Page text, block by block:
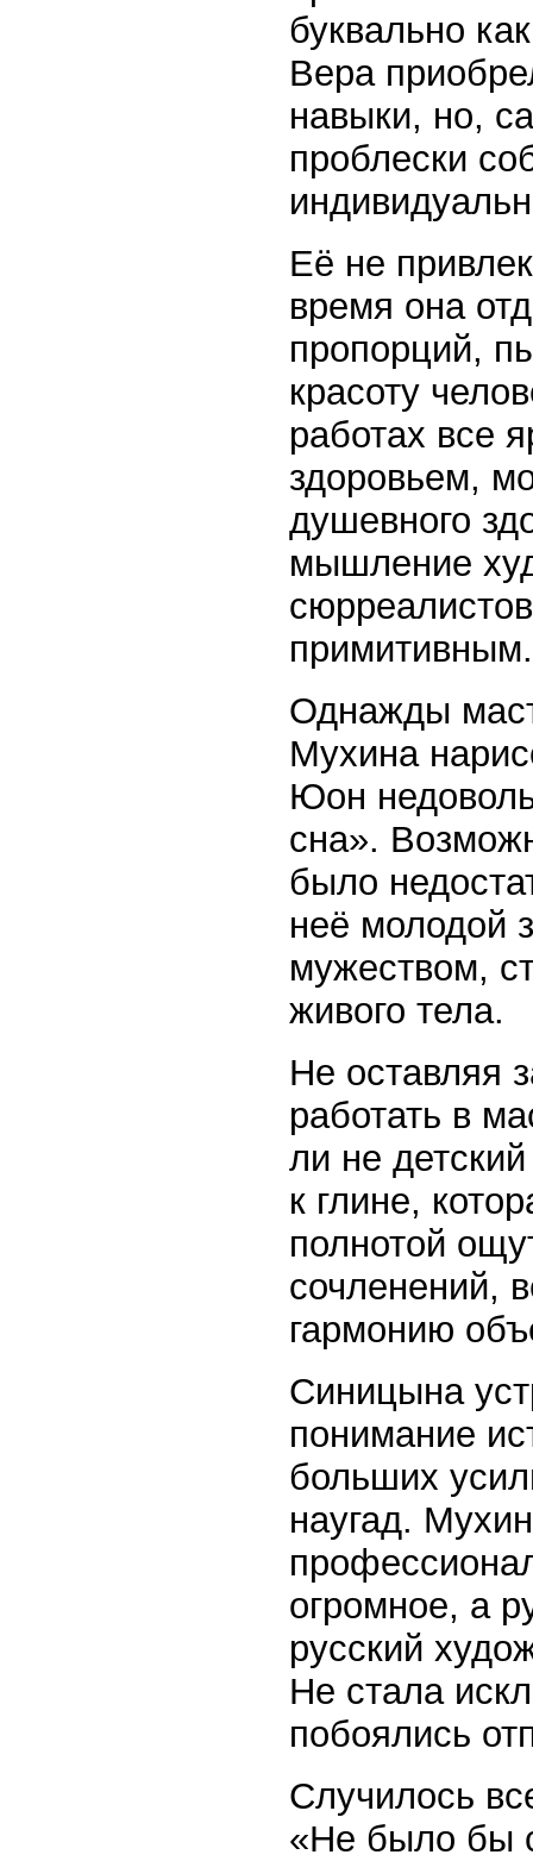
буквально
Вера
навыки, но,
проблески
Её не
время она
пропорций,
красоту
работах все
здоровьем,
душевного
мышление
примитивным.
Однажды
Мухина
Юон
сна».
было
неё молодой
мужеством,
живого тела.
Не оставляя
работать в
ли не
к глине,
полнотой
сочленений,
гармонию
Синицына
понимание
больших
наугад.
огромное, а
русский
Не стала
побоялись
Случилось
«Не было бы